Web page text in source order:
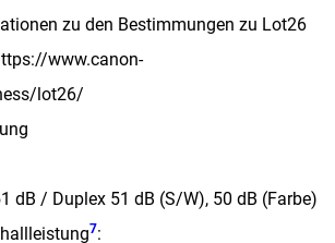
zu den Bestimmungen zu Lot26
www.canon-
lot26/
dB / Duplex 51 dB (S/W), 50 dB (Farbe)
7: